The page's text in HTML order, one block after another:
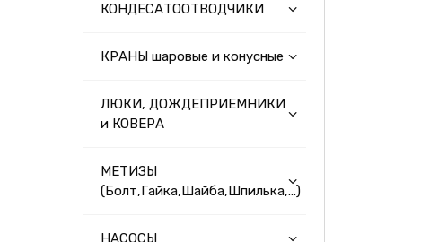
КОНДЕСАТООТВОДЧИКИ
КРАНЫ шаровые и конусные
ЛЮКИ, ДОЖДЕПРИЕМНИКИ
и КОВЕРА
МЕТИЗЫ
(Болт,Гайка,Шайба,Шпилька,...)
НАСОСЫ